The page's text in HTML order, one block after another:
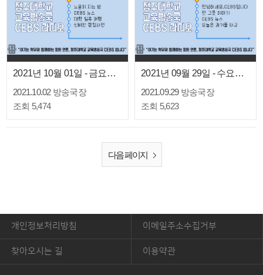
2021년 10월 01일 - 금요일 저녁방송
2021.10.02 방송국장
조회 5,474
2021년 09월 29일 - 수요일 아침방송
2021.09.29 방송국장
조회 5,623
다음 페이지
개인정보처리방침 이메일주소수집거부
찾아오시는 길 이용약관